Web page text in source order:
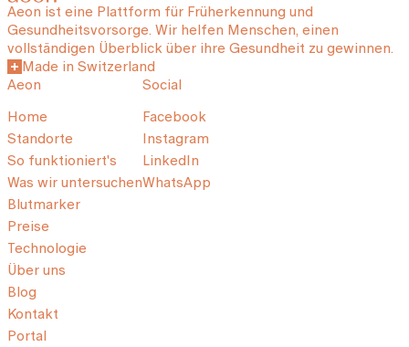
Aeon ist eine Plattform für Früherkennung und
Gesundheitsvorsorge. Wir helfen Menschen, einen
vollständigen Überblick über ihre Gesundheit zu gewinnen.
Made in Switzerland
Aeon
Home
Standorte
So funktioniert's
Was wir untersuchen
Blutmarker
Preise
Technologie
Über uns
Blog
Kontakt
Portal
Social
Facebook
Instagram
LinkedIn
WhatsApp